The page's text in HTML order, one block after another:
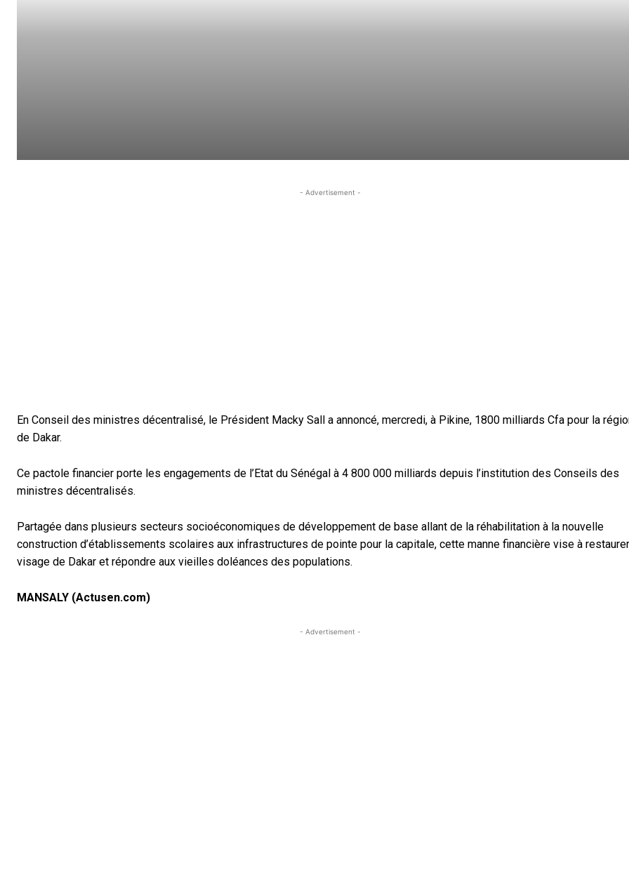
- Advertisement -
En Conseil des ministres décentralisé, le Président Macky Sall a annoncé, mercredi, à Pikine, 1800 milliards Cfa pour la
de Dakar.
Ce pactole financier porte les engagements de l’Etat du Sénégal à 4 800 000 milliards depuis l’institution des Conseils des
ministres décentralisés.
Partagée dans plusieurs secteurs socioéconomiques de développement de base allant de la réhabilitation à la nouvelle
construction d’établissements scolaires aux infrastructures de pointe pour la capitale, cette manne financière vise à
visage de Dakar et répondre aux vieilles doléances des populations.
MANSALY (Actusen.com)
- Advertisement -